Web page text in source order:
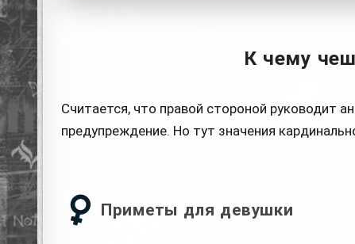
К чему
Считается, что правой стороной руководит
предупреждение. Но тут значения
Приметы для девушки